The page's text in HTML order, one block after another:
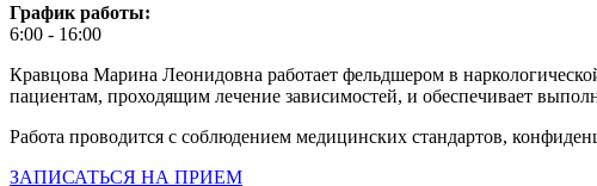
График работы:
6:00 - 16:00
Кравцова Марина Леонидовна работает фельдшером в
пациентам, проходящим лечение зависимостей, и обеспечивает
Работа проводится с соблюдением медицинских стандартов,
ЗАПИСАТЬСЯ НА ПРИЕМ